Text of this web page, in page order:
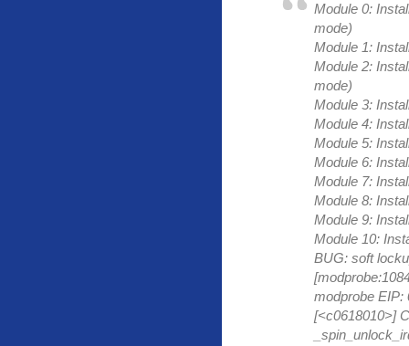
Module 0:
mode)
Module 1:
Module 2:
mode)
Module 3:
Module 4:
Module 5:
Module 6:
Module 7:
Module 8:
Module 9:
Module 10:
BUG: soft
modprobe EIP:
[<c0618010>]